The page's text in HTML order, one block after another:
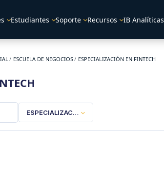
Estudiantes Soporte Recursos IB Analíticas
ESCUELA DE NEGOCIOS ESPECIALIZACIÓN EN FINTECH
ESPECIALIZACIÓN EN FINTECH